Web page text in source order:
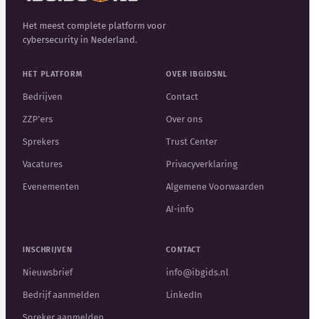
Het meest complete platform voor
cybersecurity in Nederland.
HET PLATFORM
Bedrijven
ZZP'ers
Sprekers
Vacatures
Evenementen
OVER IBGIDSNL
Contact
Over ons
Trust Center
Privacyverklaring
Algemene Voorwaarden
AI-info
INSCHRIJVEN
Nieuwsbrief
Bedrijf aanmelden
CONTACT
info@ibgids.nl
LinkedIn